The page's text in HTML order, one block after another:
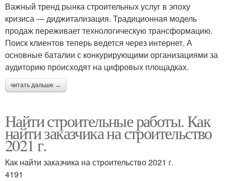
Важный тренд рынка строительных услуг в эпоху
кризиса — диджитализация. Традиционная модель
продаж переживает технологическую трансформацию.
Поиск клиентов теперь ведется через интернет. А
основные баталии с конкурирующими организациями за
аудиторию происходят на цифровых площадках.
читать дальше →
Найти строительные работы. Как
найти заказчика на строительство
2021 г.
Как найти заказчика на строительство 2021 г.
4191